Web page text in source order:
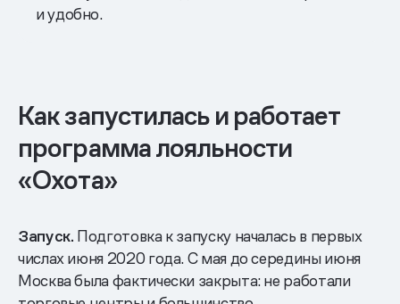
и удобно.
Как запустилась и работает
программа лояльности
«Охота»
Запуск. Подготовка к запуску началась в первых
числах июня 2020 года. С мая до середины июня
Москва была фактически закрыта: не работали